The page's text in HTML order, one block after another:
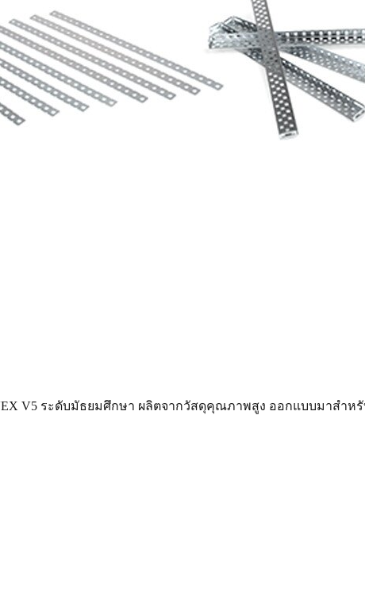
V5 ระดับมัธยมศึกษา ผลิตจากวัสดุคุณภาพสูง ออกแบบมาสำห